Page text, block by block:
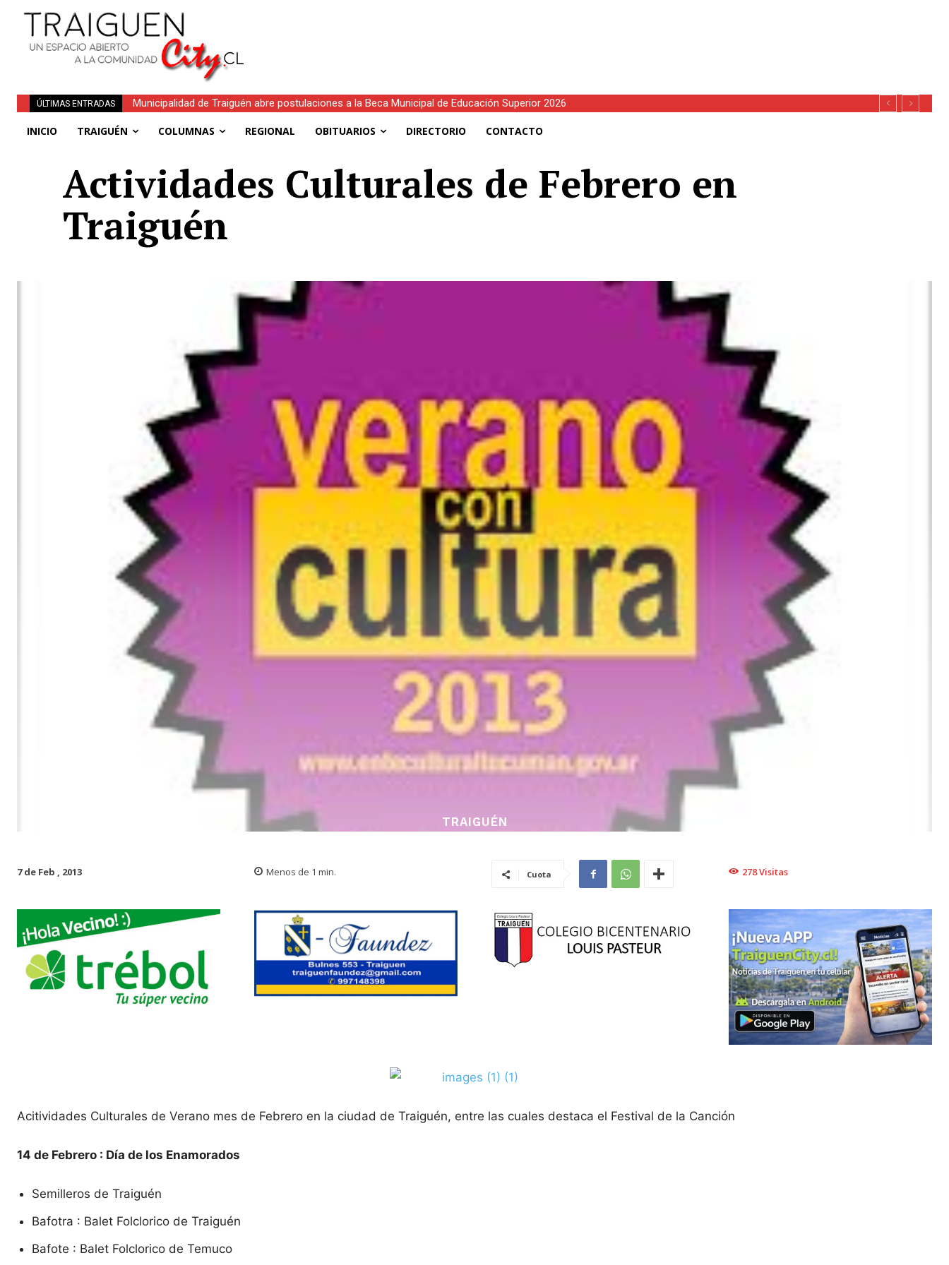
ÚLTIMAS ENTRADAS Municipalidad de Traiguén abre postulaciones a la Beca Municipal de Educación Superior 2026
INICIO TRAIGUÉN COLUMNAS REGIONAL OBITUARIOS DIRECTORIO CONTACTO
Actividades Culturales de Febrero en
Traiguén
TRAIGUÉN
7 de Feb , 2013 Menos de 1 min. Cuota 278Visitas
Acitividades Culturales de Verano mes de Febrero en la ciudad de Traiguén, entre las cuales destaca el Festival de la Canción
14 de Febrero : Día de los Enamorados
Semilleros de Traiguén
Bafotra : Balet Folclorico de Traiguén
Bafote : Balet Folclorico de Temuco